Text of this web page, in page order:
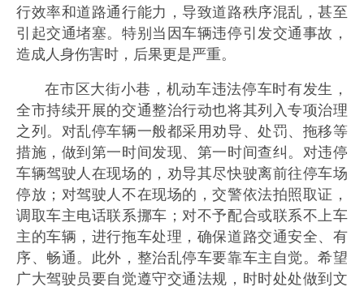
行效率和道路通行能力，导致道路秩序混乱，甚至
引起交通堵塞。特别当因车辆违停引发交通事故，
造成人身伤害时，后果更是严重。
在市区大街小巷，机动车违法停车时有发生，
全市持续开展的交通整治行动也将其列入专项治理
之列。对乱停车辆一般都采用劝导、处罚、拖移等
措施，做到第一时间发现、第一时间查纠。对违停
车辆驾驶人在现场的，劝导其尽快驶离前往停车场
停放；对驾驶人不在现场的，交警依法拍照取证，
调取车主电话联系挪车；对不予配合或联系不上车
主的车辆，进行拖车处理，确保道路交通安全、有
序、畅通。此外，整治乱停车要靠车主自觉。希望
广大驾驶员要自觉遵守交通法规，时时处处做到文